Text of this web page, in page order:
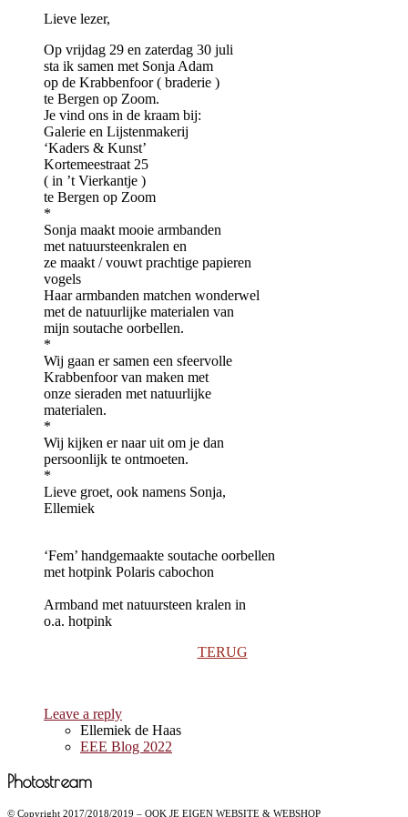
Lieve lezer,
Op vrijdag 29 en zaterdag 30 juli
sta ik samen met Sonja Adam
op de Krabbenfoor ( braderie )
te Bergen op Zoom.
Je vind ons in de kraam bij:
Galerie en Lijstenmakerij
‘Kaders & Kunst’
Kortemeestraat 25
( in ’t Vierkantje )
te Bergen op Zoom
*
Sonja maakt mooie armbanden
met natuursteenkralen en
ze maakt / vouwt prachtige papieren
vogels
Haar armbanden matchen wonderwel
met de natuurlijke materialen van
mijn soutache oorbellen.
*
Wij gaan er samen een sfeervolle
Krabbenfoor van maken met
onze sieraden met natuurlijke
materialen.
*
Wij kijken er naar uit om je dan
persoonlijk te ontmoeten.
*
Lieve groet, ook namens Sonja,
Ellemiek
‘Fem’ handgemaakte soutache oorbellen
met hotpink Polaris cabochon
Armband met natuursteen kralen in
o.a. hotpink
TERUG
Leave a reply
Ellemiek de Haas
EEE Blog 2022
Photostream
© Copyright 2017/2018/2019 – OOK JE EIGEN WEBSITE & WEBSHOP